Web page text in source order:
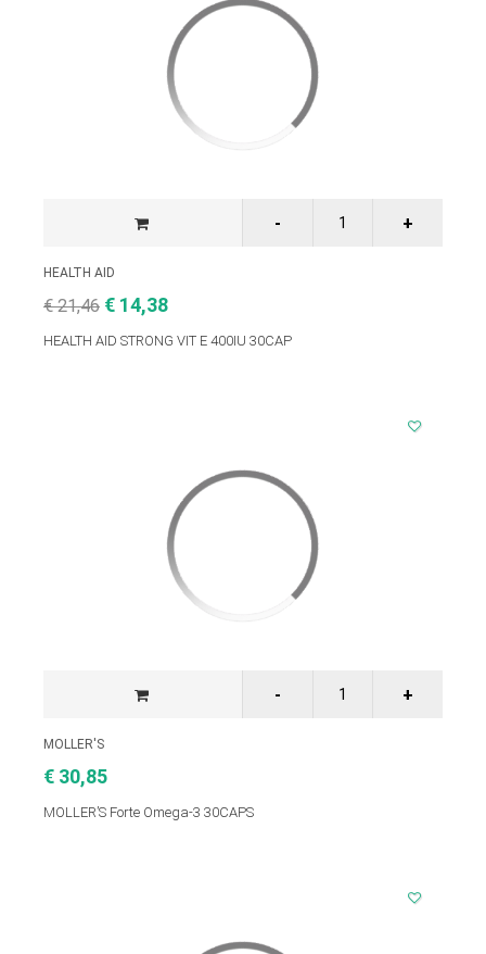
HEALTH AID
€ 21,46 € 14,38
HEALTH AID STRONG VIT E 400IU 30CAP
MOLLER'S
€ 30,85
MOLLER’S Forte Omega-3 30CAPS